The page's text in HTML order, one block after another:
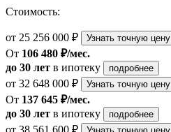
Стоимость:
от 25 256 000 ₽ Узнать точную цену
От 106 480 ₽/мес.
до 30 лет в ипотеку подробнее
от 32 648 000 ₽ Узнать точную цену
От 137 645 ₽/мес.
до 30 лет в ипотеку подробнее
от 38 561 600 ₽